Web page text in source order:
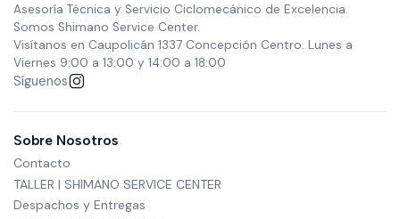
Asesoría Técnica y Servicio Ciclomecánico de Excelencia.
Somos Shimano Service Center.
Visítanos en Caupolicán 1337 Concepción Centro. Lunes a
Viernes 9:00 a 13:00 y 14:00 a 18:00
Síguenos
Sobre Nosotros
Contacto
TALLER | SHIMANO SERVICE CENTER
Despachos y Entregas